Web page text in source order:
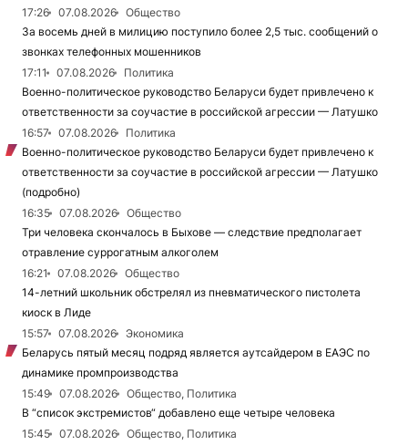
17:26
07.08.2026
Общество
За восемь дней в милицию поступило более 2,5 тыс. сообщений о
звонках телефонных мошенников
17:11
07.08.2026
Политика
Военно-политическое руководство Беларуси будет привлечено к
ответственности за соучастие в российской агрессии — Латушко
16:57
07.08.2026
Политика
Военно-политическое руководство Беларуси будет привлечено к
ответственности за соучастие в российской агрессии — Латушко
(подробно)
16:35
07.08.2026
Общество
Три человека скончалось в Быхове — следствие предполагает
отравление суррогатным алкоголем
16:21
07.08.2026
Общество
14-летний школьник обстрелял из пневматического пистолета
киоск в Лиде
15:57
07.08.2026
Экономика
Беларусь пятый месяц подряд является аутсайдером в ЕАЭС по
динамике промпроизводства
15:49
07.08.2026
Общество, Политика
В “список экстремистов“ добавлено еще четыре человека
15:45
07.08.2026
Общество, Политика